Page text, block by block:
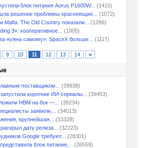
блок питания Aorus P1600W...
(1415)
решение проблемы краснеющих...
(1072)
Mafia: The Old Country показали...
(1286)
3»: кооперативное...
(1005)
нужна самому»: SpaceX больше...
(1117)
9 10 11 12 13 14 >
поставщиком...
(39938)
короткие ИИ-сериалы...
(39453)
HBM на бок —...
(39234)
заявили,...
(34013)
крупнейшая...
(33328)
дату релиза...
(32223)
Google требуют...
(28301)
блок питания,...
(26559)